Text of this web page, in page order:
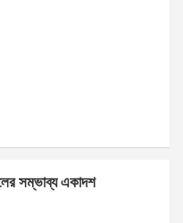
সম্ভাব্য একাদশ